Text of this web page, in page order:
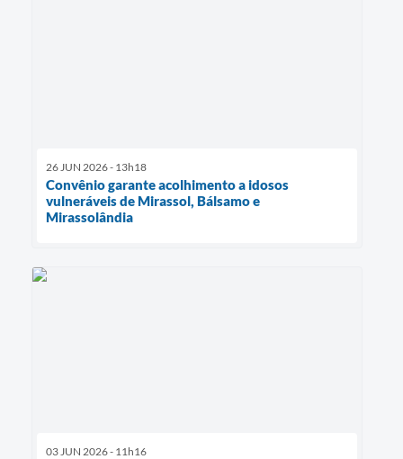
26 JUN 2026 - 13h18
Convênio garante acolhimento a idosos
vulneráveis de Mirassol, Bálsamo e
Mirassolândia
03 JUN 2026 - 11h16